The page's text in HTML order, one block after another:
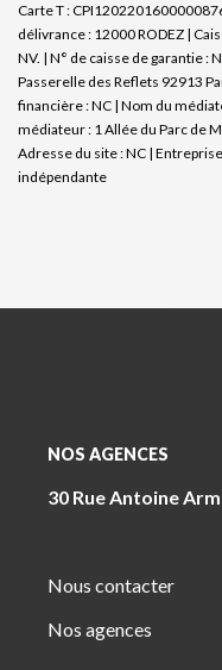
Carte T :
délivrance : 12000 RODEZ |
NV. | N° de caisse de garantie :
Passerelle des Reflets 92913
financière : NC | Nom du
médiateur : 1 Allée du Parc de
Adresse du site : NC |
indépendante
NOS AGENCES
30 Rue Antoine
Nous contacter
Nos agences